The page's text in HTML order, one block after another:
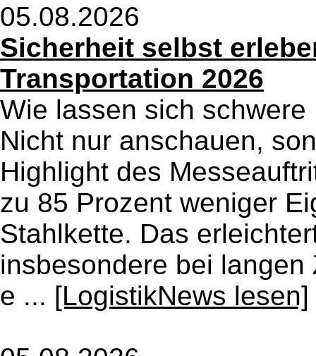
05.08.2026
Sicherheit selbst
Transportation 2026
Wie lassen sich
Nicht nur anschauen,
Highlight des
zu 85 Prozent weniger
Stahlkette. Das
insbesondere bei
e ... [LogistikNews lesen]